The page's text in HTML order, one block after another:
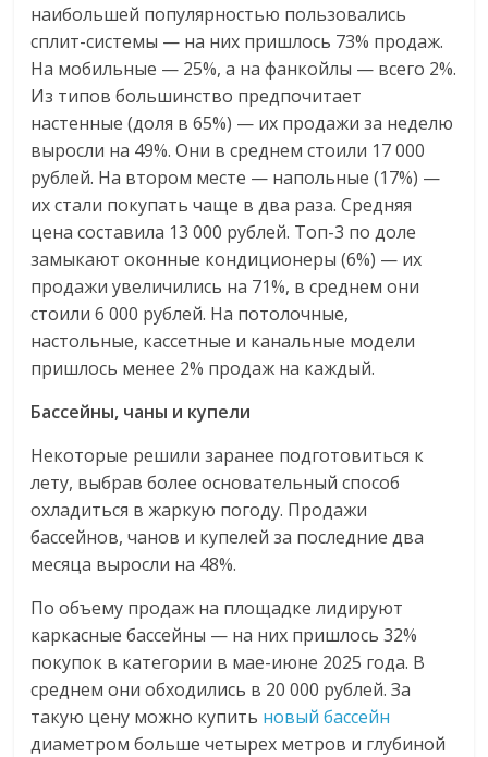
наибольшей популярностью пользовались
сплит-системы — на них пришлось 73% продаж.
На мобильные — 25%, а на фанкойлы — всего 2%.
Из типов большинство предпочитает
настенные (доля в 65%) — их продажи за неделю
выросли на 49%. Они в среднем стоили 17 000
рублей. На втором месте — напольные (17%) —
их стали покупать чаще в два раза. Средняя
цена составила 13 000 рублей. Топ-3 по доле
замыкают оконные кондиционеры (6%) — их
продажи увеличились на 71%, в среднем они
стоили 6 000 рублей. На потолочные,
настольные, кассетные и канальные модели
пришлось менее 2% продаж на каждый.
Бассейны, чаны и купели
Некоторые решили заранее подготовиться к
лету, выбрав более основательный способ
охладиться в жаркую погоду. Продажи
бассейнов, чанов и купелей за последние два
месяца выросли на 48%.
По объему продаж на площадке лидируют
каркасные бассейны — на них пришлось 32%
покупок в категории в мае-июне 2025 года. В
среднем они обходились в 20 000 рублей. За
такую цену можно купить новый бассейн
диаметром больше четырех метров и глубиной